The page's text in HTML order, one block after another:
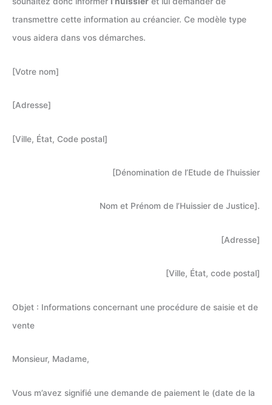
transmettre cette information au créancier. Ce modèle type
vous aidera dans vos démarches.
[Votre nom]
[Adresse]
[Ville, État, Code postal]
[Dénomination de l’Etude de l’huissier
Nom et Prénom de l’Huissier de Justice].
[Adresse]
[Ville, État, code postal]
Objet : Informations concernant une procédure de saisie et de
vente
Monsieur, Madame,
Vous m’avez signifié une demande de paiement le (date de la